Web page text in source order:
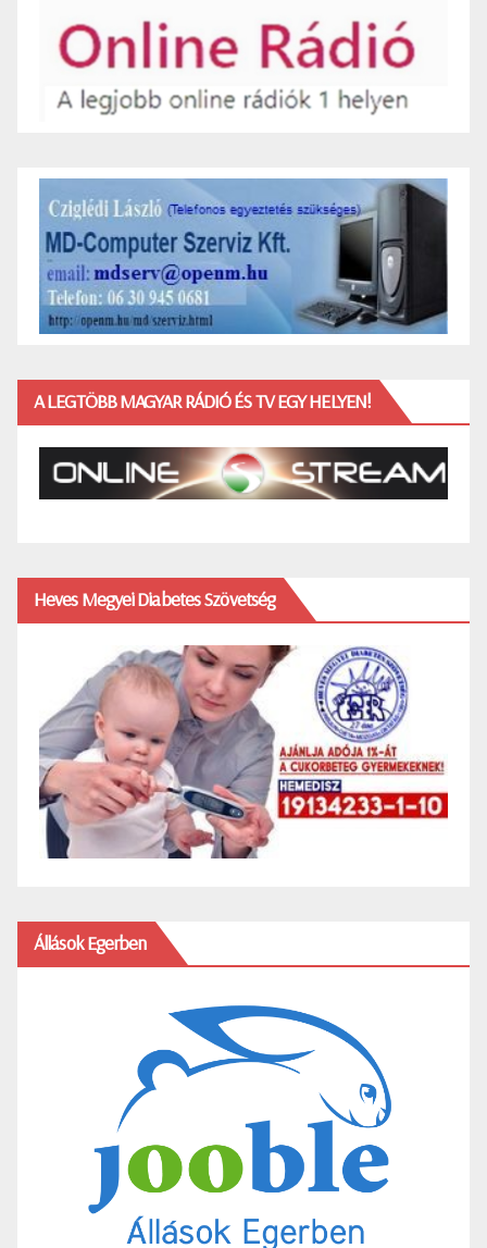
A LEGTÖBB MAGYAR RÁDIÓ ÉS TV EGY HELYEN!
Heves Megyei Diabetes Szövetség
Állások Egerben